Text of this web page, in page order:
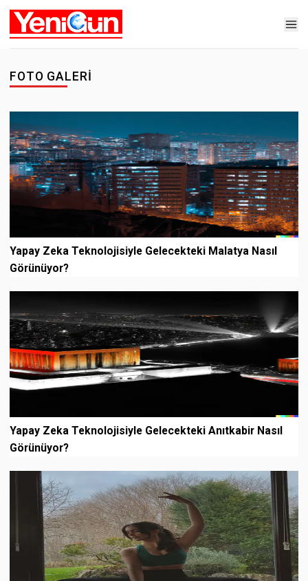
FOTO GALERI
Yapay Zeka Teknolojisiyle Gelecekteki Malatya Nasıl
Görünüyor?
Yapay Zeka Teknolojisiyle Gelecekteki Anıtkabir Nasıl
Görünüyor?